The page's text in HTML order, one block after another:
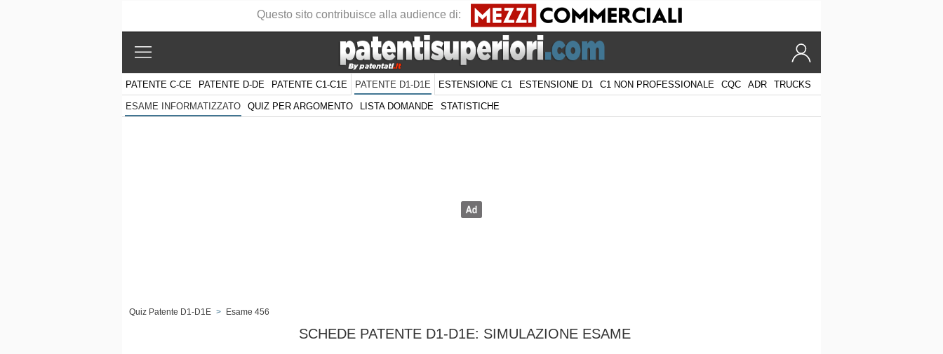
PATENTE C-CE PATENTE D-DE PATENTE C1-C1E PATENTE D1-D1E ESTENSIONE C1 ESTENSIONE D1 C1 NON PROFESSIONALE CQC ADR TRUCKS
ESAME INFORMATIZZATO QUIZ PER ARGOMENTO LISTA DOMANDE STATISTICHE
Quiz Patente D1-D1E > Esame 456
SCHEDE PATENTE D1-D1E: SIMULAZIONE ESAME
Questo sito contribuisce alla audience di: